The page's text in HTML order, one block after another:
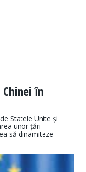
în
Statele Unite și
unor țări
să dinamiteze